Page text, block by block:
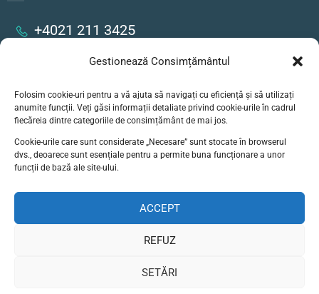
Gestionează Consimțământul
Folosim cookie-uri pentru a vă ajuta să navigați cu eficiență și să utilizați
anumite funcții. Veți găsi informații detaliate privind cookie-urile în cadrul
fiecăreia dintre categoriile de consimțământ de mai jos.
Cookie-urile care sunt considerate „Necesare” sunt stocate în browserul
dvs., deoarece sunt esențiale pentru a permite buna funcționare a unor
funcții de bază ale site-ului.
ACCEPT
REFUZ
SETĂRI
+4021 211 3425
Strada Stanislav Cihoschi 17, București
secretariat@colegiulgoethe.ro
© Liceul German Goethe, Bucuresti - Toate
Politică de confidențialitate